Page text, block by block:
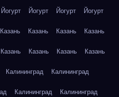
Йогурт Йогурт Йогурт Йогурт
Казань Казань Казань Казань
Казань Казань Казань Казань
Калининград Калининград
Калининград Калининград